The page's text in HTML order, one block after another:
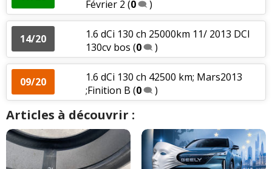
Février 2 (0 )
14/20
1.6 dCi 130 ch 25000km 11/ 2013 DCI
130cv bos (0 )
09/20
1.6 dCi 130 ch 42500 km; Mars2013
;Finition B (0 )
Articles à découvrir :